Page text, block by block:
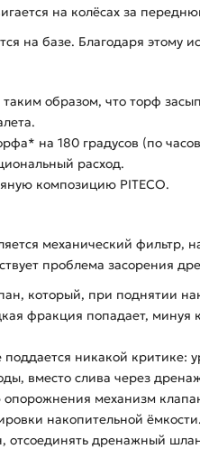
на колёсах за
на базе. Благодаря этому
образом, что торф
на 180 градусов (по
расход.
композицию PITECO.
механический
проблема засорения
который, при поднятии
фракция попадает,
никакой
вместо слива через
механизм
накопительной ёмкости.
отсоединять дренажный